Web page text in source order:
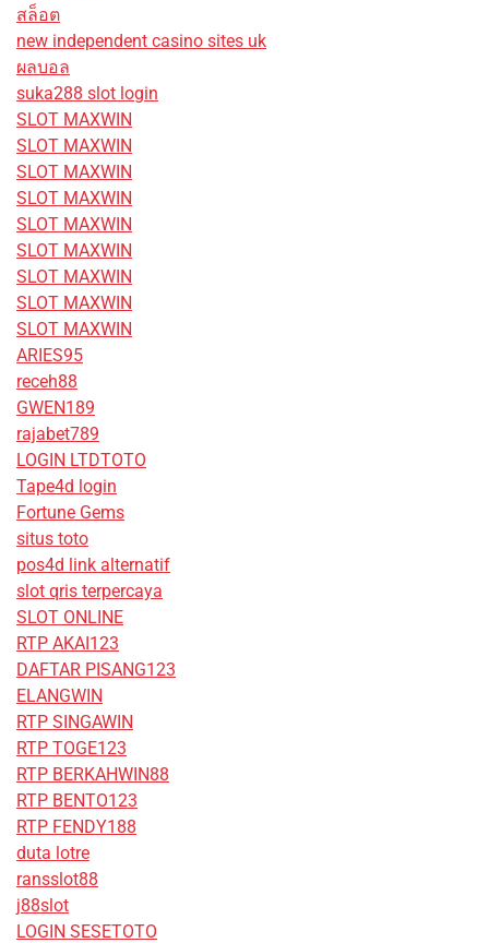
สล็อต
new independent casino sites uk
ผลบอล
suka288 slot login
SLOT MAXWIN
SLOT MAXWIN
SLOT MAXWIN
SLOT MAXWIN
SLOT MAXWIN
SLOT MAXWIN
SLOT MAXWIN
SLOT MAXWIN
SLOT MAXWIN
ARIES95
receh88
GWEN189
rajabet789
LOGIN LTDTOTO
Tape4d login
Fortune Gems
situs toto
pos4d link alternatif
slot qris terpercaya
SLOT ONLINE
RTP AKAI123
DAFTAR PISANG123
ELANGWIN
RTP SINGAWIN
RTP TOGE123
RTP BERKAHWIN88
RTP BENTO123
RTP FENDY188
duta lotre
ransslot88
j88slot
LOGIN SESETOTO